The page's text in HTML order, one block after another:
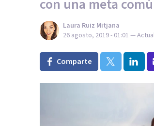
con una meta
Laura Ruiz Mitjana
26 agosto, 2019 - 01:01 —
Comparte